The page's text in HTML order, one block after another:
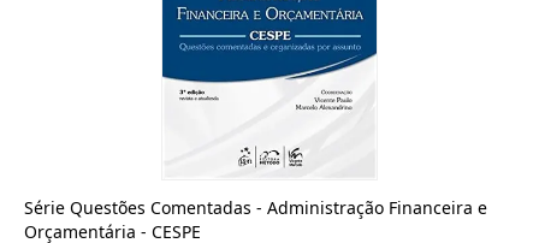
Série Questões Comentadas - Administração Financeira e
Orçamentária - CESPE